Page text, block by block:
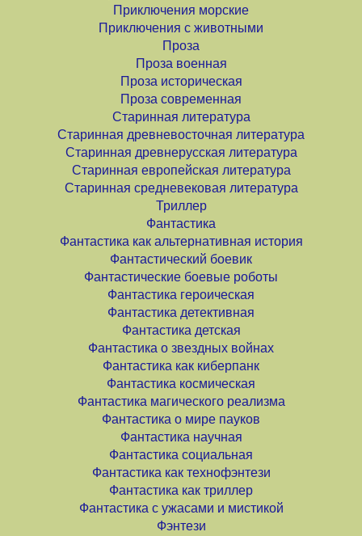
Приключения морские
Приключения с животными
Проза
Проза военная
Проза историческая
Проза современная
Старинная литература
Старинная древневосточная литература
Старинная древнерусская литература
Старинная европейская литература
Старинная средневековая литература
Триллер
Фантастика
Фантастика как альтернативная история
Фантастический боевик
Фантастические боевые роботы
Фантастика героическая
Фантастика детективная
Фантастика детская
Фантастика о звездных войнах
Фантастика как киберпанк
Фантастика космическая
Фантастика магического реализма
Фантастика о мире пауков
Фантастика научная
Фантастика социальная
Фантастика как технофэнтези
Фантастика как триллер
Фантастика с ужасами и мистикой
Фэнтези